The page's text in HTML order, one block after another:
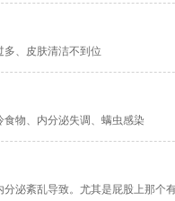
、皮肤清洁不到位
物、内分泌失调、螨虫感染
泌紊乱导致。尤其是屁股上那个